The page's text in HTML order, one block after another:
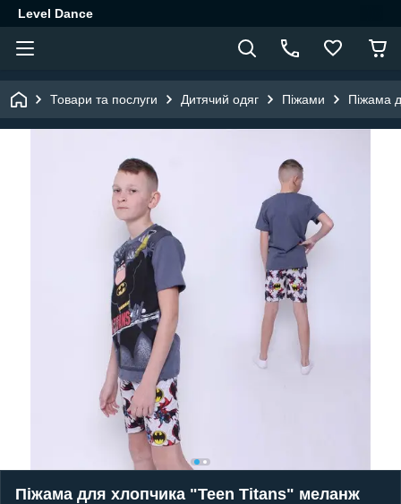
Level Dance
Товари та послуги Дитячий одяг Піжами Піжама
Піжама для хлопчика "Teen Titans" меланж